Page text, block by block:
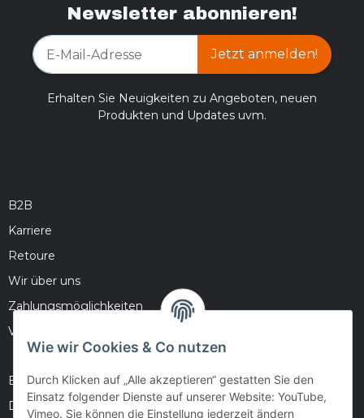
Newsletter abonnieren!
Jetzt anmelden!
Erhalten Sie Neuigkeiten zu Angeboten, neuen
Produkten und Updates uvm.
B2B
Karriere
Retoure
Wir über uns
Zahlungsmöglichkeiten
Versandinformationen
Barrierefreiheitserklärung
Datenschutz
Wie wir Cookies & Co nutzen
Durch Klicken auf „Alle akzeptieren“ gestatten Sie den
Einsatz folgender Dienste auf unserer Website: YouTube,
Vimeo. Sie können die Einstellung jederzeit ändern